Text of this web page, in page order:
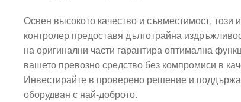
Освен высокото качество и съвместимост, този
контролер предоставя дълготрайна
на оригинални части гарантира оптимална
вашето превозно средство без компромиси в
Инвестирайте в проверено решение и
оборудван с най-доброто.